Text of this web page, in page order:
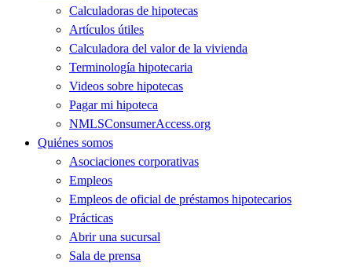
Calculadoras de hipotecas
Artículos útiles
Calculadora del valor de la vivienda
Terminología hipotecaria
Videos sobre hipotecas
Pagar mi hipoteca
NMLSConsumerAccess.org
Quiénes somos
Asociaciones corporativas
Empleos
Empleos de oficial de préstamos hipotecarios
Prácticas
Abrir una sucursal
Sala de prensa